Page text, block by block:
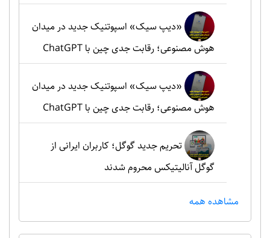
«دیپ سیک» اسپوتنیک جدید در میدان
هوش مصنوعی؛ رقابت جدی چین با ChatGPT
«دیپ سیک» اسپوتنیک جدید در میدان
هوش مصنوعی؛ رقابت جدی چین با ChatGPT
تحریم جدید گوگل؛ کاربران ایرانی از
گوگل آنالیتیکس محروم شدند
مشاهده همه